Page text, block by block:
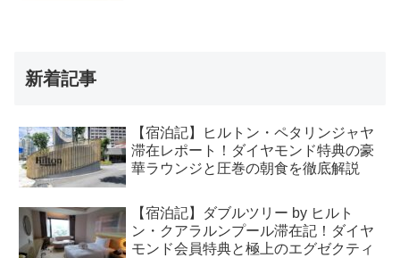
新着記事
【宿泊記】ヒルトン・ペタリンジャヤ
滞在レポート！ダイヤモンド特典の豪
華ラウンジと圧巻の朝食を徹底解説
【宿泊記】ダブルツリー by ヒルト
ン・クアラルンプール滞在記！ダイヤ
モンド会員特典と極上のエグゼクティ